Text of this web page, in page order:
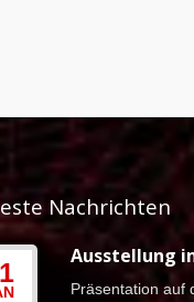
Nachrichten
Ausstellung
Präsentation auf